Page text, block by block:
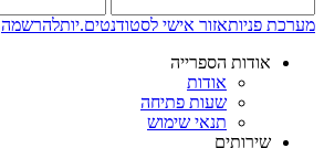
מערכת פניותאזור אישי לסטודנטים.יותלהרשמה
אודות הספרייה
אודות
שעות פתיחה
תנאי שימוש
שירותים